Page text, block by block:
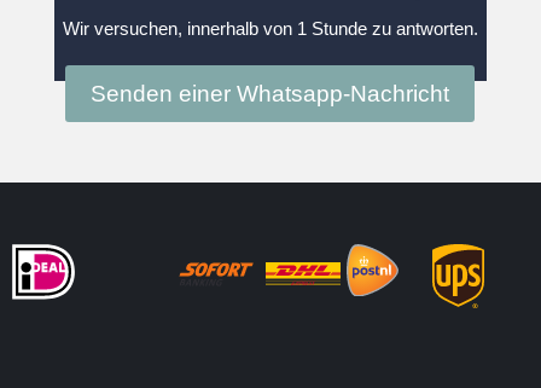
Wir versuchen, innerhalb von 1 Stunde zu antworten.
Senden einer Whatsapp-Nachricht